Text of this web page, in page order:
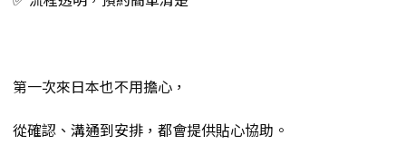
第一次來日本也不用擔心，
從確認、溝通到安排，都會提供貼心協助。